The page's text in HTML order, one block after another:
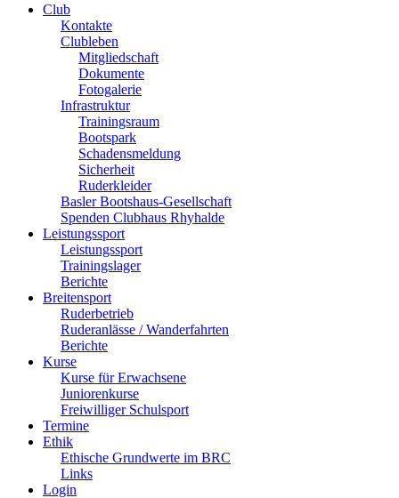
Club
Kontakte
Clubleben
Mitgliedschaft
Dokumente
Fotogalerie
Infrastruktur
Trainingsraum
Bootspark
Schadensmeldung
Sicherheit
Ruderkleider
Basler Bootshaus-Gesellschaft
Spenden Clubhaus Rhyhalde
Leistungssport
Leistungssport
Trainingslager
Berichte
Breitensport
Ruderbetrieb
Ruderanlässe / Wanderfahrten
Berichte
Kurse
Kurse für Erwachsene
Juniorenkurse
Freiwilliger Schulsport
Termine
Ethik
Ethische Grundwerte im BRC
Links
Login